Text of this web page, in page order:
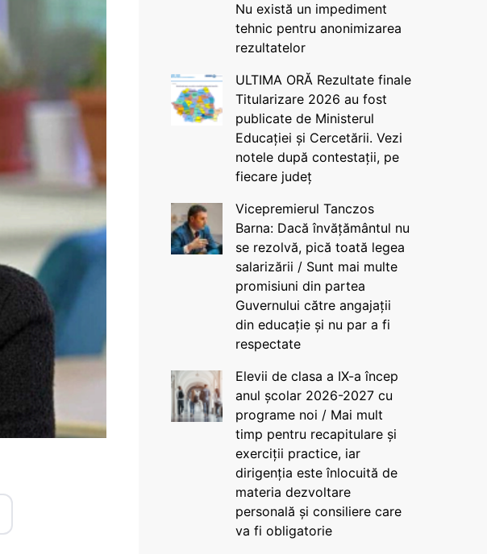
Nu există un impediment
tehnic pentru anonimizarea
rezultatelor
ULTIMA ORĂ Rezultate finale
Titularizare 2026 au fost
publicate de Ministerul
Educației și Cercetării. Vezi
notele după contestații, pe
fiecare județ
Vicepremierul Tanczos
Barna: Dacă învățământul nu
se rezolvă, pică toată legea
salarizării / Sunt mai multe
promisiuni din partea
Guvernului către angajații
din educație și nu par a fi
respectate
Elevii de clasa a IX-a încep
anul școlar 2026-2027 cu
programe noi / Mai mult
timp pentru recapitulare și
exerciții practice, iar
dirigenția este înlocuită de
materia dezvoltare
personală și consiliere care
va fi obligatorie